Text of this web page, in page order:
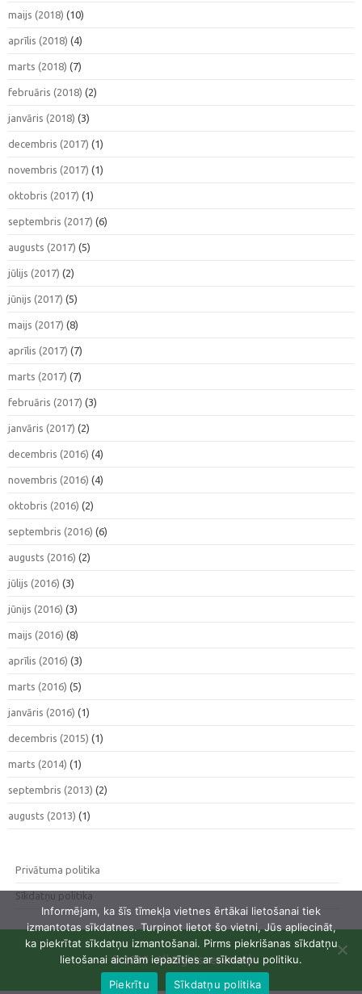
maijs (2018) (10)
aprīlis (2018) (4)
marts (2018) (7)
februāris (2018) (2)
janvāris (2018) (3)
decembris (2017) (1)
novembris (2017) (1)
oktobris (2017) (1)
septembris (2017) (6)
augusts (2017) (5)
jūlijs (2017) (2)
jūnijs (2017) (5)
maijs (2017) (8)
aprīlis (2017) (7)
marts (2017) (7)
februāris (2017) (3)
janvāris (2017) (2)
decembris (2016) (4)
novembris (2016) (4)
oktobris (2016) (2)
septembris (2016) (6)
augusts (2016) (2)
jūlijs (2016) (3)
jūnijs (2016) (3)
maijs (2016) (8)
aprīlis (2016) (3)
marts (2016) (5)
janvāris (2016) (1)
decembris (2015) (1)
marts (2014) (1)
septembris (2013) (2)
augusts (2013) (1)
Privātuma politika
Sīkdatņu politika
© 2015 · All Rights reserved
Informējam, ka šīs tīmekļa vietnes ērtākai lietošanai tiek
izmantotas sīkdatnes. Turpinot lietot šo vietni, Jūs apliecināt,
ka piekrītat sīkdatņu izmantošanai. Pirms piekrišanas sīkdatņu
lietošanai aicinām iepazīties ar sīkdatņu politiku.
Piekrītu
Sīkdatņu politika